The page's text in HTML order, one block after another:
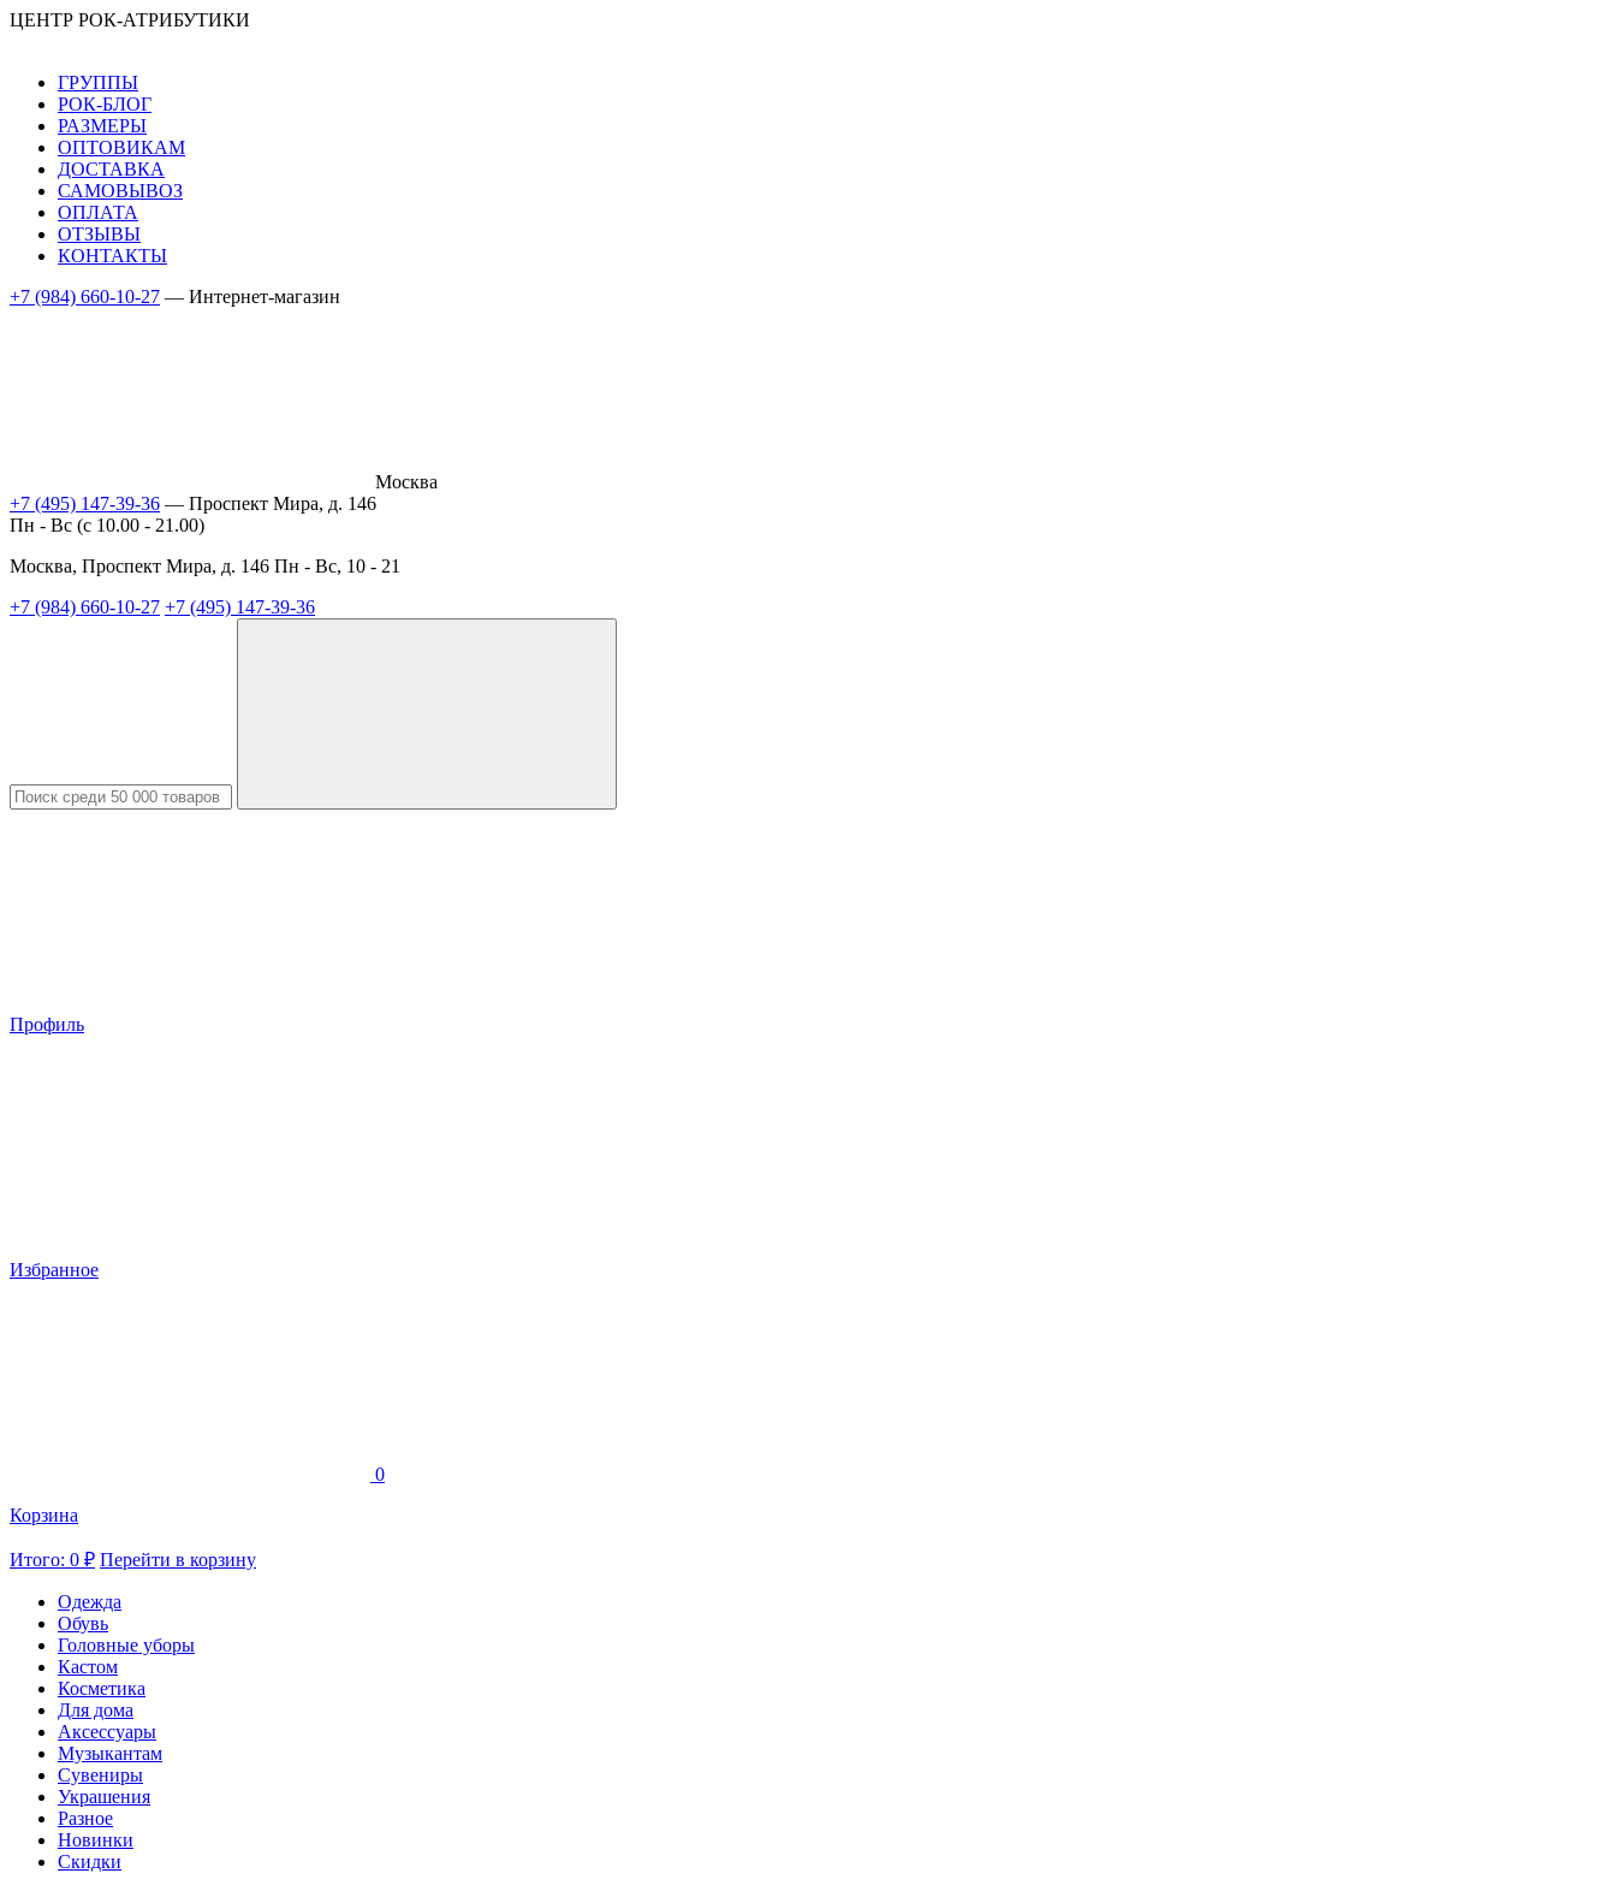
ЦЕНТР РОК-АТРИБУТИКИ
ГРУППЫ
РОК-БЛОГ
РАЗМЕРЫ
ОПТОВИКАМ
ДОСТАВКА
САМОВЫВОЗ
ОПЛАТА
ОТЗЫВЫ
КОНТАКТЫ
+7 (984) 660-10-27 — Интернет-магазин
Москва
+7 (495) 147-39-36 — Проспект Мира, д. 146
Пн - Вс (c 10.00 - 21.00)
Москва, Проспект Мира, д. 146 Пн - Вс, 10 - 21
+7 (984) 660-10-27 +7 (495) 147-39-36
Профиль
Избранное
0
Корзина
Итого: 0 ₽ Перейти в корзину
Одежда
Обувь
Головные уборы
Кастом
Косметика
Для дома
Аксессуары
Музыкантам
Сувениры
Украшения
Разное
Новинки
Скидки